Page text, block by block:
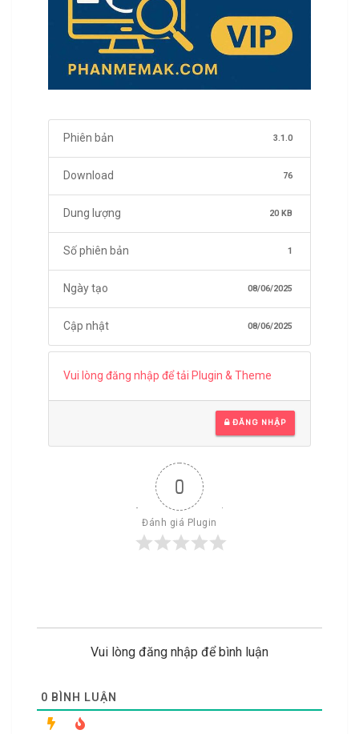
Phiên bản 3.1.0
Download 76
Dung lượng 20 KB
Số phiên bản 1
Ngày tạo 08/06/2025
Cập nhật 08/06/2025
Vui lòng đăng nhập để tải Plugin & Theme
ĐĂNG NHẬP
0
Đánh giá Plugin
Vui lòng đăng nhập để bình luận
0 BÌNH LUẬN